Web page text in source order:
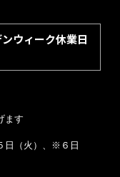
ウィーク休業日
ます
日（火）、※６日